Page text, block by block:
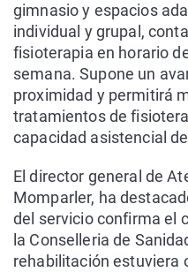
gimnasio y espacios
individual y grupal,
fisioterapia en horario
semana. Supone un
proximidad y permitirá
tratamientos de
capacidad asistencial
El director general de
Momparler, ha
del servicio confirma el
la Conselleria de
rehabilitación estuviera